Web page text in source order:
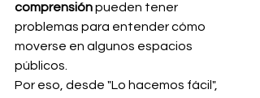
comprensión pueden tener
problemas para entender cómo
moverse en algunos espacios
públicos.
Por eso, desde "Lo hacemos fácil",